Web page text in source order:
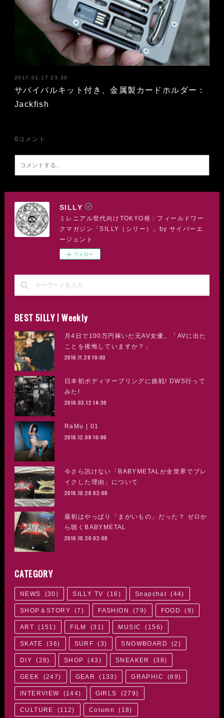
2017.01.17 23:30
サバイバルキット付き、金属製カードホルダー：
Jackfish
0 コメント
SILLY
ミレニアル世代向けTOKYO発：フィールドワー
クマガジン「SILLY（シリー）」by サイバーエ
ージェント
フォロー
BEST 5ILLY | Weekly
月4日で100万円稼いだ元AV女優。「AVに出た
ことを後悔していますか？」
2016.11.29 10:00
日本初ボディマーブリングに挑戦! DWS行って
みた!
2016.03.12 14:30
RaMu | 01
2016.12.08 10:00
今さら訊けない「BABYMETALが全世界でブレ
イクした理由」について
2016.10.28 02:00
最初はやっぱり「まがいもの」だった？ ゼロか
ら聴くBABYMETAL
2016.10.30 02:00
CATEGORY
NEWS (30) SILLY TV ( 16 ) Snapchat (44)
SHOP＆STORY (7 ) FASHION (79) FOOD (9)
ART ( 151 ) FILM (31) MUSIC ( 156)
SKATE (36) SURF (3) SNOWBOARD (2 )
DIY (28) SHOP (43 ) SNEAKER (38)
GEEK (247) GEAR ( 133 ) GRAPHIC (69)
INTERVIEW (144) GIRLS (279)
CULTURE (112) Column ( 18)